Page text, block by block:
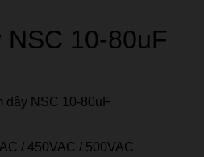
10-80uF
dây NSC 10-80uF
/ 450VAC / 500VAC